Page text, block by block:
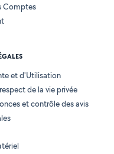
Comptes
et d'Utilisation
de la vie privée
et contrôle des avis